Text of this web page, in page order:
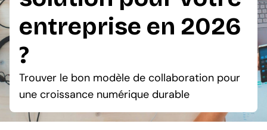
entreprise en 2026
?
Trouver le bon modèle de collaboration pour
une croissance numérique durable